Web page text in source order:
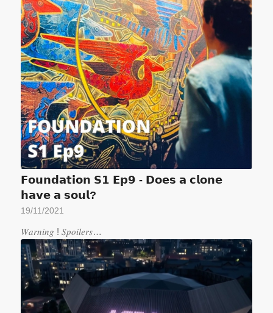
𝗙𝗼𝘂𝗻𝗱𝗮𝘁𝗶𝗼𝗻 𝗦𝟭 𝗘𝗽𝟵 - 𝗗𝗼𝗲𝘀 𝗮 𝗰𝗹𝗼𝗻𝗲
𝗵𝗮𝘃𝗲 𝗮 𝘀𝗼𝘂𝗹?
19/11/2021
𝑊𝑎𝑟𝑛𝑖𝑛𝑔 ! 𝑆𝑝𝑜𝑖𝑙𝑒𝑟𝑠…